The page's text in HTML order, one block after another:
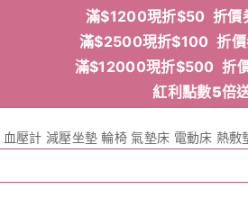
滿$1200現折$50 折價
滿$2500現折$100 折
滿$12000現折$500 折
紅利點數5倍
血壓計 減壓坐墊 輪椅 氣墊床 電動床 熱敷